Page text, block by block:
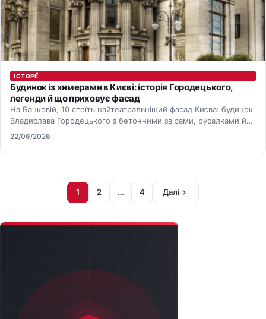
ІСТОРІЇ
Будинок із химерами в Києві: історія Городецького,
легенди й що приховує фасад
На Банковій, 10 стоїть найтеатральніший фасад Києва: будинок
Владислава Городецького з бетонними звірами, русалками й
носорогами. Його збудували…
22/06/2026
Пагінація записів
1 2 … 4 Далі